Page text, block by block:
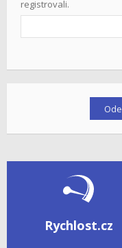
registrovali.
Rychlost.cz